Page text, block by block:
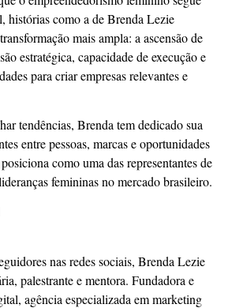
histórias como a de Brenda Lezie
mais ampla: a ascensão de
estratégica, capacidade de execução e
para criar empresas relevantes e
tendências, Brenda tem dedicado sua
entre pessoas, marcas e oportunidades
como uma das representantes de
femininas no mercado brasileiro.
nas redes sociais, Brenda Lezie
palestrante e mentora. Fundadora e
agência especializada em marketing